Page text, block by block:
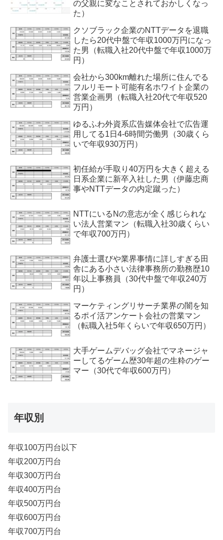
の父親に変なことされておかしくなっ
た）
クソブラック企業のNTTデータを退職
したら20代中盤で年収1000万円になっ
た男（転職入社20代中盤で年収1000万
円）
会社から300km離れた場所に住んでる
フルリモート可能有名ホワイト企業の
営業企画男（転職入社20代で年収520
万円）
ゆるふわ外資系広告媒体会社で広告運
用してる1日4-6時間労働男（30歳くら
いで年収930万円）
初任給が手取り40万円を大きく超える
日系企業に新卒入社した男（伊藤忠商
事やNTTデータの内定蹴った）
NTTにいるNの意志が全く感じられな
い法人営業マン（転職入社30歳くらい
で年収700万円）
弁護士選びや業界事情に詳しすぎる田
舎にある小さい法律事務所の勤務歴10
年以上事務員（30代中盤で年収240万
円）
マーケティングリサーチ業界の闇を知
るポイ活アンケート会社の営業マン
（転職入社5年くらいで年収650万円）
大手ゲームデバッグ会社でマネージャ
ーしてるゲーム歴30年超の生粋のゲー
マー（30代で年収600万円）
年収別
年収100万円台以下
年収200万円台
年収300万円台
年収400万円台
年収500万円台
年収600万円台
年収700万円台